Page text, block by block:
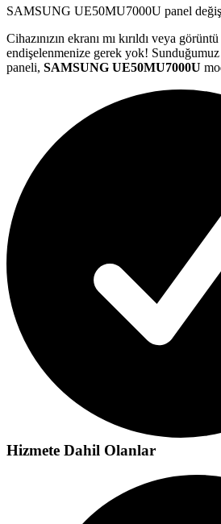
SAMSUNG UE50MU7000U panel
Cihazınızın ekranı mı kırıldı veya
endişelenmenize gerek yok!
paneli, SAMSUNG UE50MU7000U
Hizmete Dahil Olanlar